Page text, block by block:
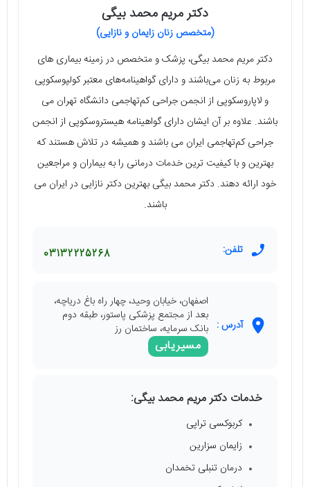
دکتر مریم محمد بیگی
(متخصص زنان زایمان و نازایی)
دکتر مریم محمد بیگی، پزشک و متخصص در زمینه بیماری های
مربوط به زنان می‌باشند و دارای گواهینامه‌های معتبر کولپوسکوپی
و لاپاروسکوپی از انجمن جراحی کم‌تهاجمی دانشگاه تهران می
باشند. علاوه بر آن ایشان دارای گواهینامه هیستروسکوپی از انجمن
جراحی کم‌تهاجمی ایران می باشند و همیشه در تلاش هستند که
بهترین و با کیفیت ترین خدمات درمانی را به بیماران و مراجعین
خود ارائه دهند. دکتر محمد بیگی بهترین دکتر نازایی در ایران می
باشند.
تلفن: 03132225268
آدرس :
اصفهان، خیابان وحید، چهار راه باغ دریاچه،
بعد از مجتمع پزشکی پاستور، طبقه دوم
بانک سرمایه، ساختمان رز
مسیریابی
خدمات دکتر مریم محمد بیگی:
کربوکسی تراپی
زایمان سزارین
درمان تنبلی تخمدان